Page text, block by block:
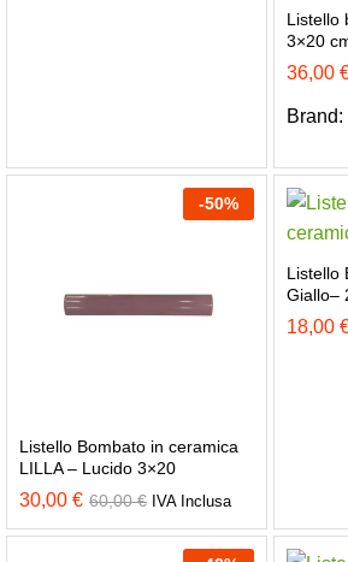
Listello
3×20
36,00
Brand:
-50%
Listello Bombato in ceramica
LILLA – Lucido 3×20
30,00 € 60,00€ IVA Inclusa
Listello
Giallo–
18,00